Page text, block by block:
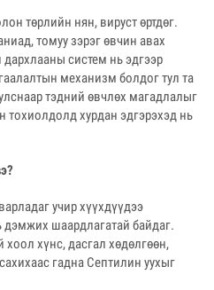
төрлийн нян, вируст өртдөг.
томуу зэрэг өвчин авах
систем нь эдгээр
механизм болдог тул та
тэдний өвчлөх магадлалыг
тохиолдолд хурдан эдгэрэхэд нь
учир хүүхдүүдээ
дэмжих шаардлагатай байдаг.
хүнс, дасгал хөдөлгөөн,
гадна Септилин уухыг